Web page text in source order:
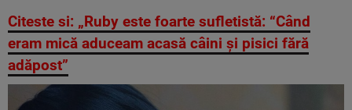
Citeste si: „Ruby este foarte sufletistă: “Când
eram mică aduceam acasă câini și pisici fără
adăpost”